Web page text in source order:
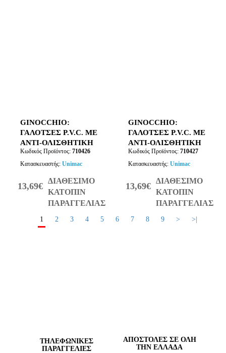
GINOCCHIO:
ΓΑΛΟΤΣΕΣ P.V.C. ΜΕ
ΑΝΤΙ-ΟΛΙΣΘΗΤΙΚΗ
ΣΟΛΑ ΠΡΑΣΙΝΕΣ
ΜΕΓΕΘΟΣ 40
Κωδικός Προϊόντος: 710426
Κατασκευαστής: Unimac
13,69€
ΔΙΑΘΕΣΙΜΟ
ΚΑΤΟΠΙΝ
ΠΑΡΑΓΓΕΛΙΑΣ
GINOCCHIO:
ΓΑΛΟΤΣΕΣ P.V.C. ΜΕ
ΑΝΤΙ-ΟΛΙΣΘΗΤΙΚΗ
ΣΟΛΑ ΠΡΑΣΙΝΕΣ
ΜΕΓΕΘΟΣ 41
Κωδικός Προϊόντος: 710427
Κατασκευαστής: Unimac
13,69€
ΔΙΑΘΕΣΙΜΟ
ΚΑΤΟΠΙΝ
ΠΑΡΑΓΓΕΛΙΑΣ
1 2 3 4 5 6 7 8 9 > >|
TΗΛΕΦΩΝΙΚΈΣ
ΠΑΡΑΓΓΕΛΊΕΣ
ΑΠΟΣΤΟΛΕΣ ΣΕ ΟΛΗ
ΤΗΝ ΕΛΛΑΔΑ